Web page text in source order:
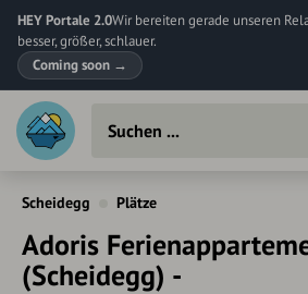
HEY Portale 2.0Wir bereiten gerade unseren
besser, größer, schlauer.
Coming soon →
Scheidegg Plätze
Adoris
(Scheidegg) -